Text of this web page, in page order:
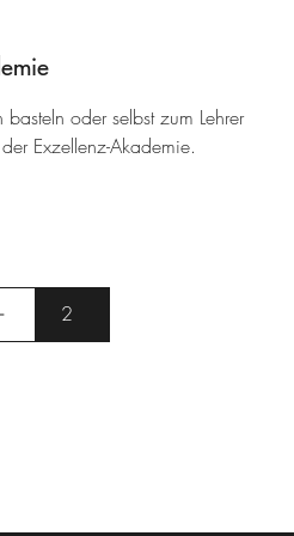
oder selbst zum Lehrer
Exzellenz-Akademie.
2